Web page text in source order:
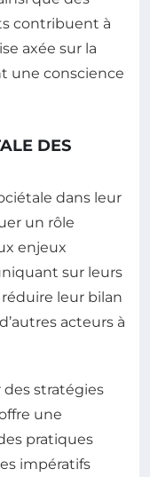
contribuent à
axée sur la
une conscience
DES
dans leur
un rôle
enjeux
sur leurs
leur bilan
acteurs à
des stratégies
une
pratiques
impératifs